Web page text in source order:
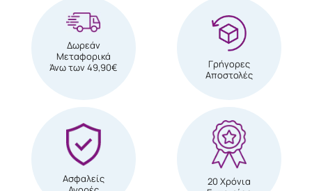
Δωρεάν
Μεταφορικά
Άνω των 49,90€
Γρήγορες
Αποστολές
Ασφαλείς
20 Χρόνια